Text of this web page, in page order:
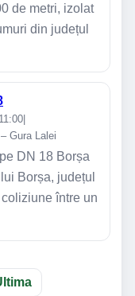
de metri, izolat
din județul
|
Gura Lalei
DN 18 Borșa
Borșa, județul
între un